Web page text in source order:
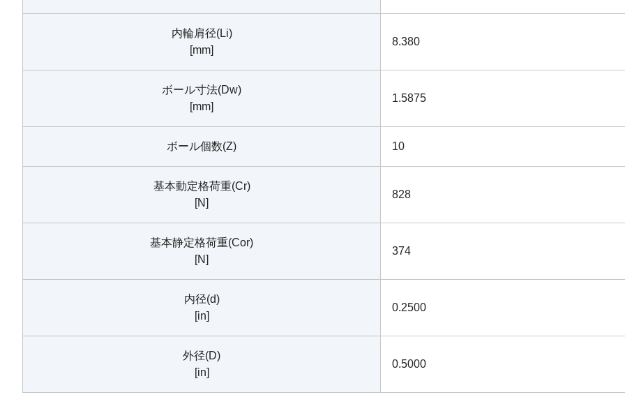
内輪肩径(Li)
[mm]
8.380
ボール寸法(Dw)
[mm]
1.5875
ボール個数(Z) 10
基本動定格荷重(Cr)
[N]
828
基本静定格荷重(Cor)
[N]
374
内径(d)
[in]
0.2500
外径(D)
[in]
0.5000